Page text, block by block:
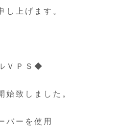
し上げます。
ＶＰＳ◆
始致しました。
バーを使用